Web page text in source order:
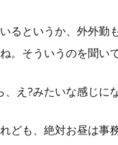
るというか、外外勤
。そういうのを聞い
、え?みたいな感じ
ども、絶対お昼は事